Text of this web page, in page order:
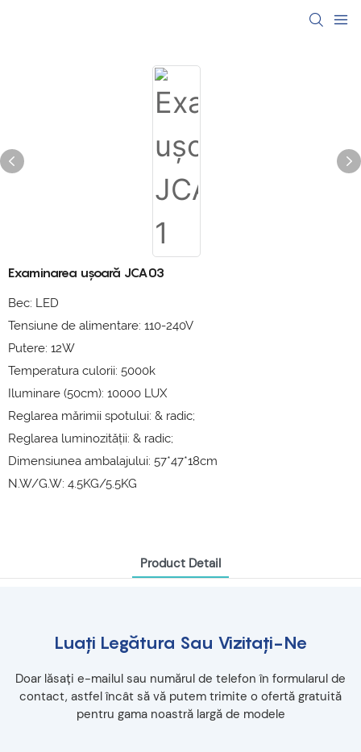
Examinarea ușoară JCA03
Bec: LED
Tensiune de alimentare: 110-240V
Putere: 12W
Temperatura culorii: 5000k
Iluminare (50cm): 10000 LUX
Reglarea mărimii spotului: & radic;
Reglarea luminozității: & radic;
Dimensiunea ambalajului: 57*47*18cm
N.W/G.W: 4.5KG/5.5KG
Product Detail
Luați Legătura Sau Vizitați-Ne
Doar lăsați e-mailul sau numărul de telefon în formularul de
contact, astfel încât să vă putem trimite o ofertă gratuită
pentru gama noastră largă de modele